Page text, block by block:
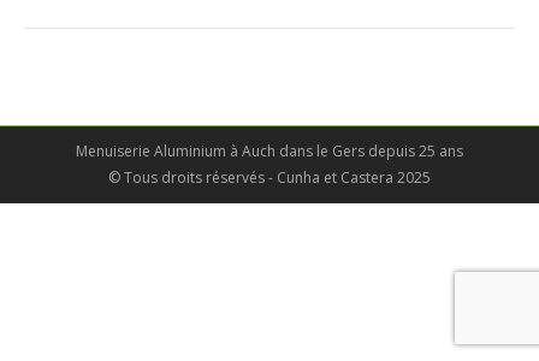
Menuiserie Aluminium à Auch dans le Gers depuis 25 ans
© Tous droits réservés - Cunha et Castera 2025